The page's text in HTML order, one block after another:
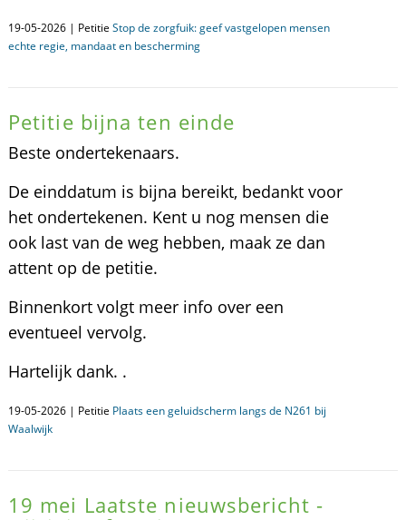
19-05-2026 | Petitie Stop de zorgfuik: geef vastgelopen mensen
echte regie, mandaat en bescherming
Petitie bijna ten einde
Beste ondertekenaars.
De einddatum is bijna bereikt, bedankt voor
het ondertekenen. Kent u nog mensen die
ook last van de weg hebben, maak ze dan
attent op de petitie.
Binnenkort volgt meer info over een
eventueel vervolg.
Hartelijk dank. .
19-05-2026 | Petitie Plaats een geluidscherm langs de N261 bij
Waalwijk
19 mei Laatste nieuwsbericht -